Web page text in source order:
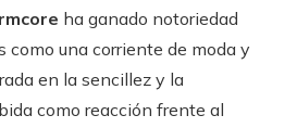
ha ganado notoriedad
como una corriente de moda y
en la sencillez y la
como reacción frente al